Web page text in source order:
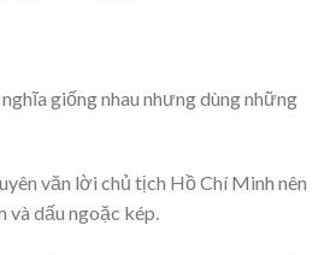
giống nhau nhưng dùng những
văn lời chủ tịch Hồ Chí Minh nên
và dấu ngoặc kép.